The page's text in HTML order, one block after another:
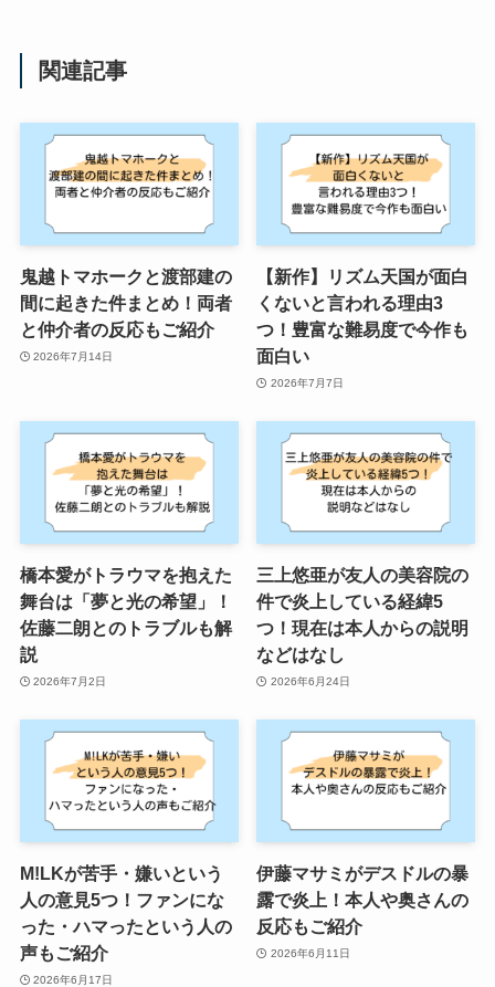
関連記事
鬼越トマホークと渡部建の
間に起きた件まとめ！両者
と仲介者の反応もご紹介
2026年7月14日
【新作】リズム天国が面白
くないと言われる理由3
つ！豊富な難易度で今作も
面白い
2026年7月7日
橋本愛がトラウマを抱えた
舞台は「夢と光の希望」！
佐藤二朗とのトラブルも解
説
2026年7月2日
三上悠亜が友人の美容院の
件で炎上している経緯5
つ！現在は本人からの説明
などはなし
2026年6月24日
M!LKが苦手・嫌いという
人の意見5つ！ファンにな
った・ハマったという人の
声もご紹介
2026年6月17日
伊藤マサミがデスドルの暴
露で炎上！本人や奥さんの
反応もご紹介
2026年6月11日